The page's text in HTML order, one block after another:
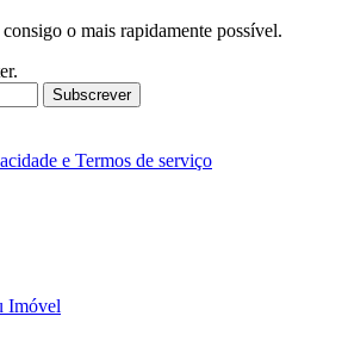
o mais rapidamente possível.
Subscrever
e Termos de serviço
Imóvel